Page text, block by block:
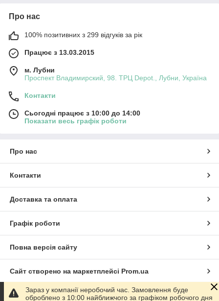
Про нас
100% позитивних з 299 відгуків за рік
Працює з 13.03.2015
м. Лубни
Проспект Владимирский, 98. ТРЦ Depot., Лубни, Україна
Контакти
Сьогодні працює з 10:00 до 14:00
Показати весь графік роботи
Про нас
Контакти
Доставка та оплата
Графік роботи
Повна версія сайту
Сайт створено на маркетплейсі Prom.ua
Політика конфіденційності
Зараз у компанії неробочий час. Замовлення буде
оброблено з 10:00 найближчого за графіком робочого дня